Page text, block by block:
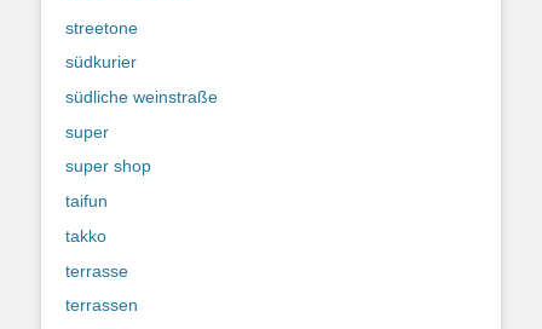
streetone
südkurier
südliche weinstraße
super
super shop
taifun
takko
terrasse
terrassen